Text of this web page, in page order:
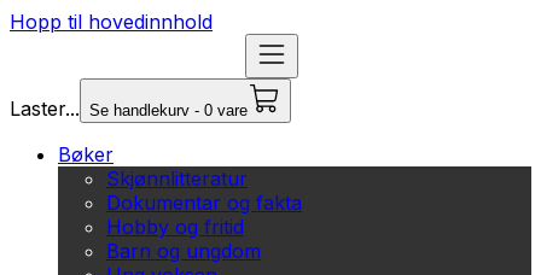
Hopp til hovedinnhold
Laster... Se handlekurv - 0 vare
Bøker
Skjønnlitteratur
Dokumentar og fakta
Hobby og fritid
Barn og ungdom